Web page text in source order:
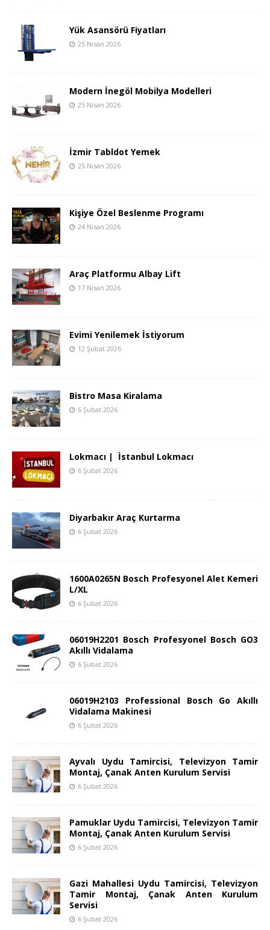
Yük Asansörü Fiyatları
25 Nisan 2026
Modern İnegöl Mobilya Modelleri
25 Nisan 2026
İzmir Tabldot Yemek
25 Nisan 2026
Kişiye Özel Beslenme Programı
24 Nisan 2026
Araç Platformu Albay Lift
17 Nisan 2026
Evimi Yenilemek İstiyorum
12 Şubat 2026
Bistro Masa Kiralama
6 Şubat 2026
Lokmacı | İstanbul Lokmacı
6 Şubat 2026
Diyarbakır Araç Kurtarma
6 Şubat 2026
1600A0265N Bosch Profesyonel Alet Kemeri
L/XL
6 Şubat 2026
06019H2201 Bosch Profesyonel Bosch GO3
Akıllı Vidalama
6 Şubat 2026
06019H2103 Professional Bosch Go Akıllı
Vidalama Makinesi
6 Şubat 2026
Ayvalı Uydu Tamircisi, Televizyon Tamir
Montaj, Çanak Anten Kurulum Servisi
6 Şubat 2026
Pamuklar Uydu Tamircisi, Televizyon Tamir
Montaj, Çanak Anten Kurulum Servisi
6 Şubat 2026
Gazi Mahallesi Uydu Tamircisi, Televizyon
Tamir Montaj, Çanak Anten Kurulum
Servisi
6 Şubat 2026